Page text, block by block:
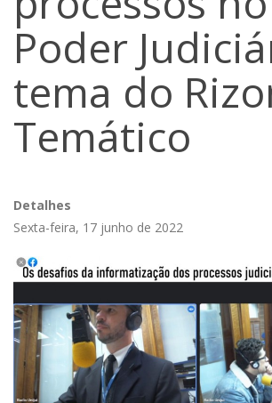
Poder
tema do
Temático
Detalhes
Sexta-feira, 17 junho de 2022